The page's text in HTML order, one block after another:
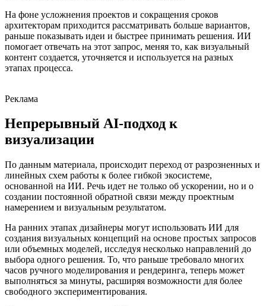
На фоне усложнения проектов и сокращения сроков
архитекторам приходится рассматривать больше вариантов,
раньше показывать идеи и быстрее принимать решения. ИИ
помогает отвечать на этот запрос, меняя то, как визуальный
контент создается, уточняется и используется на разных
этапах процесса.
Реклама
Непрерывный AI-подход к
визуализации
По данным материала, происходит переход от разрозненных и
линейных схем работы к более гибкой экосистеме,
основанной на ИИ. Речь идет не только об ускорении, но и о
создании постоянной обратной связи между проектным
намерением и визуальным результатом.
На ранних этапах дизайнеры могут использовать ИИ для
создания визуальных концепций на основе простых запросов
или объемных моделей, исследуя несколько направлений до
выбора одного решения. То, что раньше требовало многих
часов ручного моделирования и рендеринга, теперь может
выполняться за минуты, расширяя возможности для более
свободного экспериментирования.